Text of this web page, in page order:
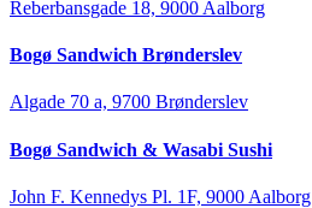
Reberbansgade 18, 9000 Aalborg
Bogø Sandwich Brønderslev
Algade 70 a, 9700 Brønderslev
Bogø Sandwich & Wasabi Sushi
John F. Kennedys Pl. 1F, 9000 Aalborg